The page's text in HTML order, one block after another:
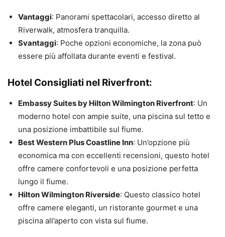
Vantaggi: Panorami spettacolari, accesso diretto al
Riverwalk, atmosfera tranquilla.
Svantaggi: Poche opzioni economiche, la zona può
essere più affollata durante eventi e festival.
Hotel Consigliati nel Riverfront:
Embassy Suites by Hilton Wilmington Riverfront: Un
moderno hotel con ampie suite, una piscina sul tetto e
una posizione imbattibile sul fiume.
Best Western Plus Coastline Inn: Un’opzione più
economica ma con eccellenti recensioni, questo hotel
offre camere confortevoli e una posizione perfetta
lungo il fiume.
Hilton Wilmington Riverside: Questo classico hotel
offre camere eleganti, un ristorante gourmet e una
piscina all’aperto con vista sul fiume.